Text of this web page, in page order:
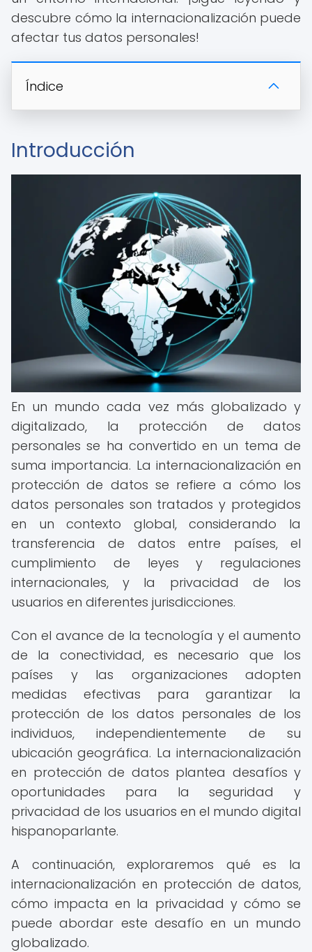
descubre cómo la internacionalización puede
afectar tus datos personales!
Índice
Introducción
En un mundo cada vez más globalizado y
digitalizado, la protección de datos
personales se ha convertido en un tema de
suma importancia. La internacionalización en
protección de datos se refiere a cómo los
datos personales son tratados y protegidos
en un contexto global, considerando la
transferencia de datos entre países, el
cumplimiento de leyes y regulaciones
internacionales, y la privacidad de los
usuarios en diferentes jurisdicciones.
Con el avance de la tecnología y el aumento
de la conectividad, es necesario que los
países y las organizaciones adopten
medidas efectivas para garantizar la
protección de los datos personales de los
individuos, independientemente de su
ubicación geográfica. La internacionalización
en protección de datos plantea desafíos y
oportunidades para la seguridad y
privacidad de los usuarios en el mundo digital
hispanoparlante.
A continuación, exploraremos qué es la
internacionalización en protección de datos,
cómo impacta en la privacidad y cómo se
puede abordar este desafío en un mundo
globalizado.